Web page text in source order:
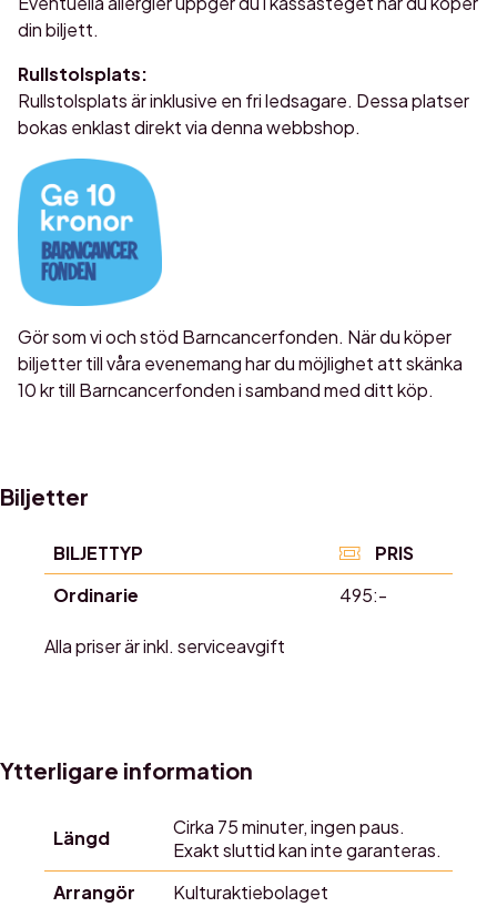
din biljett.
Rullstolsplats:
Rullstolsplats är inklusive en fri ledsagare. Dessa platser
bokas enklast direkt via denna webbshop.
Gör som vi och stöd Barncancerfonden. När du köper
biljetter till våra evenemang har du möjlighet att skänka
10 kr till Barncancerfonden i samband med ditt köp.
Biljetter
BILJETTYP
PRIS
Ordinarie
495:-
Alla priser är inkl. serviceavgift
Ytterligare information
Längd
Cirka 75 minuter, ingen paus.
Exakt sluttid kan inte garanteras.
Arrangör
Kulturaktiebolaget